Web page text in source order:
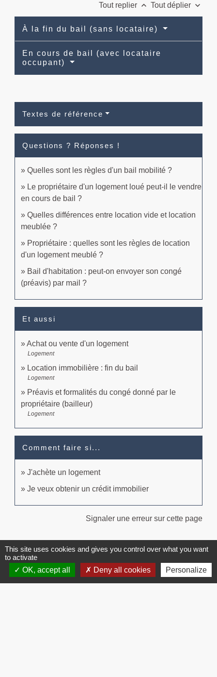
Tout replier keyboard_arrow_up Tout déplier keyboard_arrow_down
À la fin du bail (sans locataire)
En cours de bail (avec locataire
occupant)
Textes de référence
Questions ? Réponses !
Quelles sont les règles d'un bail mobilité ?
Le propriétaire d'un logement loué peut-il le vendre
en cours de bail ?
Quelles différences entre location vide et location
meublée ?
Propriétaire : quelles sont les règles de location
d'un logement meublé ?
Bail d'habitation : peut-on envoyer son congé
(préavis) par mail ?
Et aussi
Achat ou vente d'un logement
Logement
Location immobilière : fin du bail
Logement
Préavis et formalités du congé donné par le
propriétaire (bailleur)
Logement
Comment faire si...
J'achète un logement
Je veux obtenir un crédit immobilier
Signaler une erreur sur cette page
Contacts
This site uses cookies and gives you control over what you want
to activate
OK, accept all
Deny all cookies Personalize